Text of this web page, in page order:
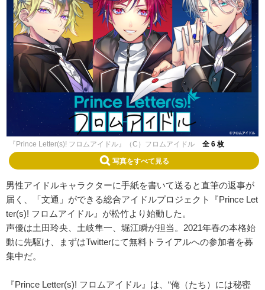
『Prince Letter(s)! フロムアイドル』（C）フロムアイドル 全 6 枚
写真をすべて見る
男性アイドルキャラクターに手紙を書いて送ると直筆の返事が
届く、「文通」ができる総合アイドルプロジェクト『Prince Let
ter(s)! フロムアイドル』が松竹より始動した。
声優は土田玲央、土岐隼一、堀江瞬が担当。2021年春の本格始
動に先駆け、まずはTwitterにて無料トライアルへの参加者を募
集中だ。
『Prince Letter(s)! フロムアイドル』は、“俺（たち）には秘密